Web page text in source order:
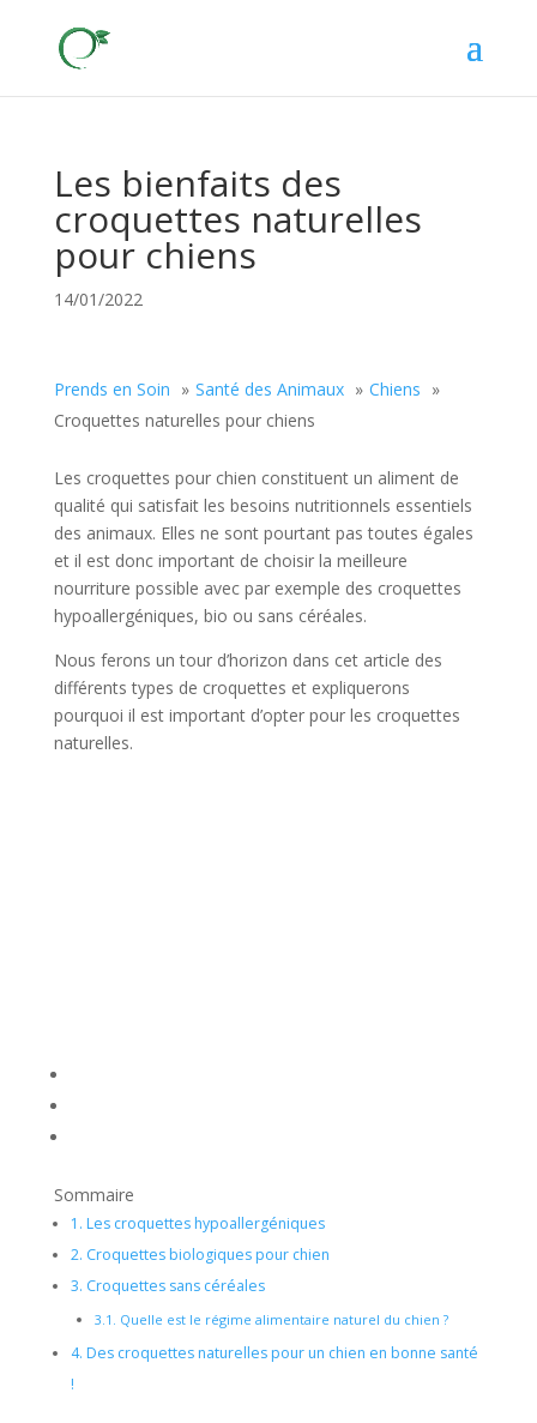
Les bienfaits des
croquettes naturelles
pour chiens
14/01/2022
Prends en Soin Santé des Animaux
Chiens
Croquettes naturelles pour chiens
Les croquettes pour chien constituent un aliment de
qualité qui satisfait les besoins nutritionnels essentiels
des animaux. Elles ne sont pourtant pas toutes égales
et il est donc important de choisir la meilleure
nourriture possible avec par exemple des croquettes
hypoallergéniques, bio ou sans céréales.
Nous ferons un tour d’horizon dans cet article des
différents types de croquettes et expliquerons
pourquoi il est important d’opter pour les croquettes
naturelles.
Sommaire
1. Les croquettes hypoallergéniques
2. Croquettes biologiques pour chien
3. Croquettes sans céréales
3.1. Quelle est le régime alimentaire naturel du chien ?
4. Des croquettes naturelles pour un chien en bonne santé
!